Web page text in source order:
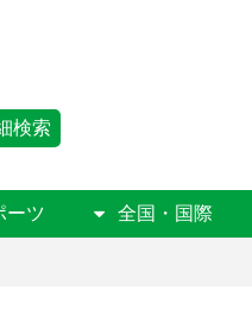
検索
ーツ 全国・国際